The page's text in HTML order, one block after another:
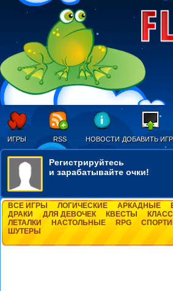
ИГРЫ RSS НОВОСТИ ДОБАВИТЬ
Регистрируйтесь
и зарабатывайте очки!
ВСЕ ИГРЫ ЛОГИЧЕСКИЕ АРКАДНЫЕ
ДРАКИ
ДЛЯ ДЕВОЧЕК КВЕСТЫ
ЛЕТАЛКИ
НАСТОЛЬНЫЕ RPG
ШУТЕРЫ